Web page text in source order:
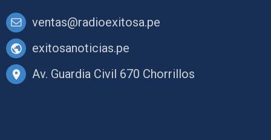
ventas@radioexitosa.pe
exitosanoticias.pe
Av. Guardia Civil 670 Chorrillos